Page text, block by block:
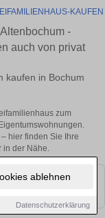
ablehnen
Datenschutzerklärung
KAUFEN
-
auch von privat
kaufen in Bochum
zum
hier finden Sie Ihre
in der Nähe.
finden. Schauen Sie